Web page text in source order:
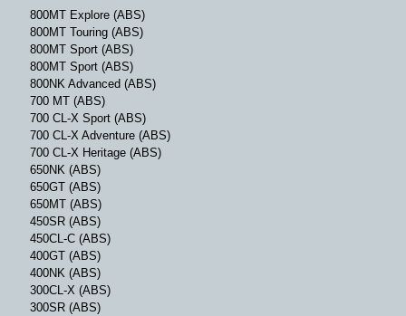
800MT Explore (ABS)
800MT Touring (ABS)
800MT Sport (ABS)
800MT Sport (ABS)
800NK Advanced (ABS)
700 MT (ABS)
700 CL-X Sport (ABS)
700 CL-X Adventure (ABS)
700 CL-X Heritage (ABS)
650NK (ABS)
650GT (ABS)
650MT (ABS)
450SR (ABS)
450CL-C (ABS)
400GT (ABS)
400NK (ABS)
300CL-X (ABS)
300SR (ABS)